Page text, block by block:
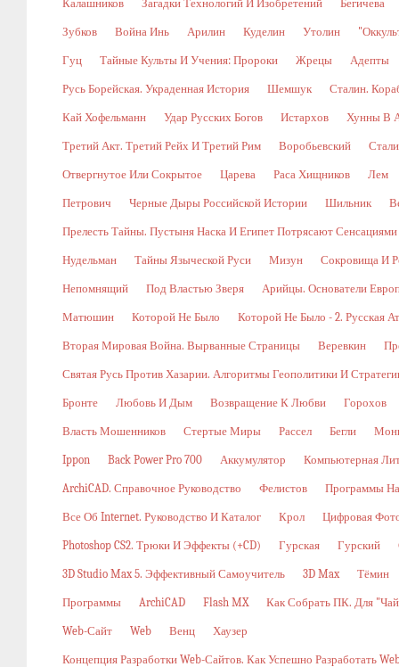
Калашников Загадки Технологий И Изобретений Бегичева
Зубков Война Инь Арилин Куделин Утолин
Гуц Тайные Культы И Учения: Пророки Жрецы Адепты
Русь Борейская. Украденная История Шемшук Сталин.
Кай Хофельманн Удар Русских Богов Истархов Хунны В
Третий Акт. Третий Рейх И Третий Рим Воробьевский
Отвергнутое Или Сокрытое Царева Раса Хищников Лем
Петрович Черные Дыры Российской Истории Шильник
Прелесть Тайны. Пустыня Наска И Египет Потрясают Сенсациями
Нудельман Тайны Языческой Руси Мизун Сокровища И
Непомнящий Под Властью Зверя Арийцы. Основатели
Матюшин Которой Не Было Которой Не Было - 2. Русская
Вторая Мировая Война. Вырванные Страницы Веревкин
Святая Русь Против Хазарии. Алгоритмы Геополитики И
Бронте Любовь И Дым Возвращение К Любви Горохов
Власть Мошенников Стертые Миры Рассел Бегли
Ippon Back Power Pro 700 Аккумулятор Компьютерная
ArchiCAD. Справочное Руководство Фелистов Программы
Все Об Internet. Руководство И Каталог Крол Цифровая
Photoshop CS2. Трюки И Эффекты (+CD) Гурская Гурский
3D Studio Max 5. Эффективный Самоучитель 3D Max Тёмин
Программы ArchiCAD Flash MX Как Собрать ПК. Для
Web-Сайт Web Венц Хаузер
Концепция Разработки Web-Сайтов. Как Успешно Разработать